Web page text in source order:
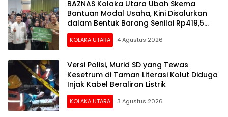
BAZNAS Kolaka Utara Ubah Skema
Bantuan Modal Usaha, Kini Disalurkan
dalam Bentuk Barang Senilai Rp419,5
Juta
KOLAKA UTARA 4 Agustus 2026
Versi Polisi, Murid SD yang Tewas
Kesetrum di Taman Literasi Kolut Diduga
Injak Kabel Beraliran Listrik
KOLAKA UTARA 3 Agustus 2026